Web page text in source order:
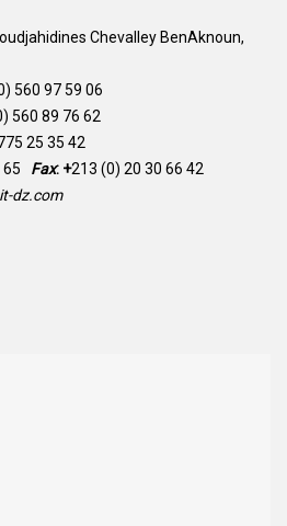
Chevalley BenAknoun,
560 97 59 06
560 89 76 62
25 35 42
65 Fax: +213 (0) 20 30 66 42
dz.com